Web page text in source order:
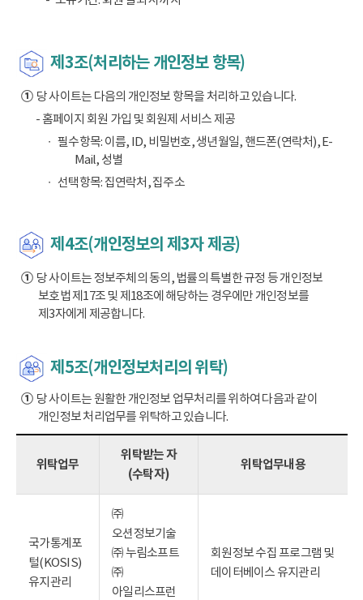
제3조(처리하는 개인정보 항목)
①당 사이트는 다음의 개인정보 항목을 처리하고 있습니다.
- 홈페이지 회원 가입 및 회원제 서비스 제공
필수항목: 이름, ID, 비밀번호, 생년월일, 핸드폰(연락처), E-
Mail, 성별
선택항목: 집연락처, 집주소
제4조(개인정보의 제3자 제공)
①당 사이트는 정보주체의 동의, 법률의 특별한 규정 등 개인정보
보호법 제17조 및 제18조에 해당하는 경우에만 개인정보를
제3자에게 제공합니다.
제5조(개인정보처리의 위탁)
①당 사이트는 원활한 개인정보 업무처리를 위하여 다음과 같이
개인정보 처리업무를 위탁하고 있습니다.
위탁업무
위탁받는 자
(수탁자)
위탁업무내용
국가통계포
털(KOSIS)
유지관리
㈜
오션정보기술
㈜ 누림소프트
㈜
아일리스프런
회원정보 수집 프로그램 및
데이터베이스 유지관리